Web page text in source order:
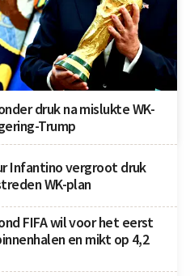
druk na mislukte WK-
Trump
Infantino vergroot druk
WK-plan
FIFA wil voor het eerst
en mikt op 4,2